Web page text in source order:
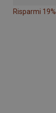
Risparmi 19%